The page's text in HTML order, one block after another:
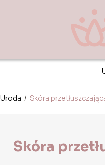
Uroda / Skóra
Skóra